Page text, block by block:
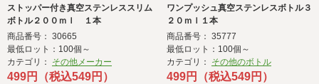
ストッパー付き真空ステンレススリム
ボトル２００ｍｌ １本
商品番号： 30665
最低ロット：100個～
カテゴリ： その他メーカー
499円（税込549円）
ワンプッシュ真空ステンレスボトル３
２０ｍｌ１本
商品番号： 35777
最低ロット：100個～
カテゴリ： その他のボトル
499円（税込549円）